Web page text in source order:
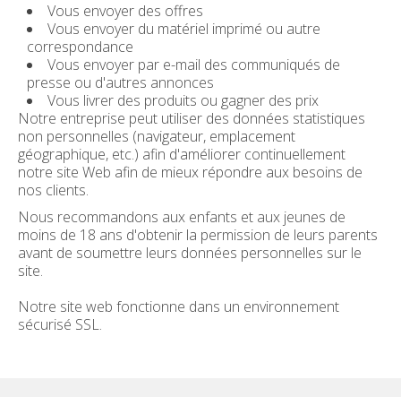
Vous envoyer des offres
Vous envoyer du matériel imprimé ou autre
correspondance
Vous envoyer par e-mail des communiqués de
presse ou d'autres annonces
Vous livrer des produits ou gagner des prix
Notre entreprise peut utiliser des données statistiques
non personnelles (navigateur, emplacement
géographique, etc.) afin d'améliorer continuellement
notre site Web afin de mieux répondre aux besoins de
nos clients.
Nous recommandons aux enfants et aux jeunes de
moins de 18 ans d'obtenir la permission de leurs parents
avant de soumettre leurs données personnelles sur le
site.
Notre site web fonctionne dans un environnement
sécurisé SSL.